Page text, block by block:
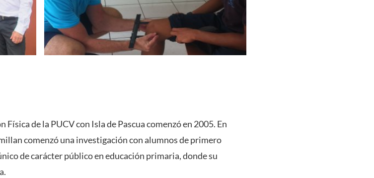
Física de la PUCV con Isla de Pascua comenzó en 2005. En
comenzó una investigación con alumnos de primero
de carácter público en educación primaria, donde su